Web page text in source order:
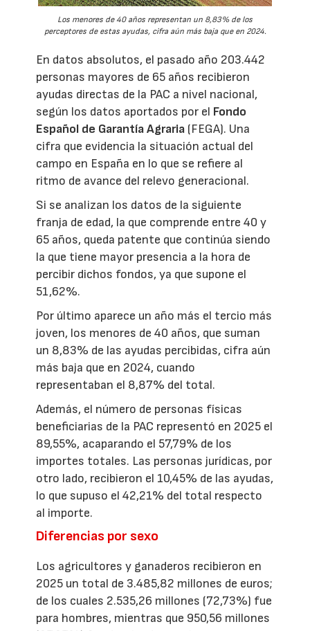
Los menores de 40 años representan un 8,83% de los
perceptores de estas ayudas, cifra aún más baja que en 2024.
En datos absolutos, el pasado año 203.442
personas mayores de 65 años recibieron
ayudas directas de la PAC a nivel nacional,
según los datos aportados por el Fondo
Español de Garantía Agraria (FEGA). Una
cifra que evidencia la situación actual del
campo en España en lo que se refiere al
ritmo de avance del relevo generacional.
Si se analizan los datos de la siguiente
franja de edad, la que comprende entre 40 y
65 años, queda patente que continúa siendo
la que tiene mayor presencia a la hora de
percibir dichos fondos, ya que supone el
51,62%.
Por último aparece un año más el tercio más
joven, los menores de 40 años, que suman
un 8,83% de las ayudas percibidas, cifra aún
más baja que en 2024, cuando
representaban el 8,87% del total.
Además, el número de personas físicas
beneficiarias de la PAC representó en 2025 el
89,55%, acaparando el 57,79% de los
importes totales. Las personas jurídicas, por
otro lado, recibieron el 10,45% de las ayudas,
lo que supuso el 42,21% del total respecto
al importe.
Diferencias por sexo
Los agricultores y ganaderos recibieron en
2025 un total de 3.485,82 millones de euros;
de los cuales 2.535,26 millones (72,73%) fue
para hombres, mientras que 950,56 millones